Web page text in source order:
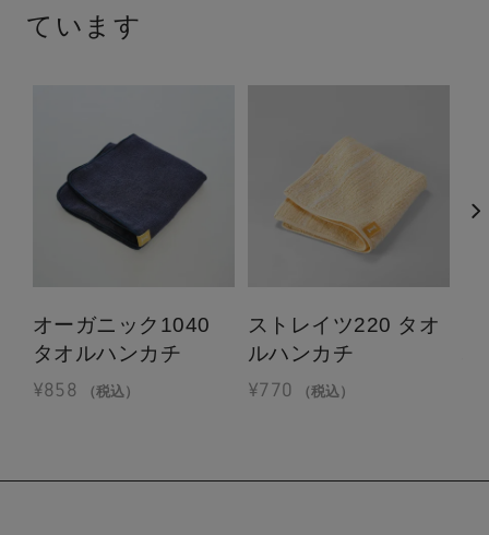
ています
オーガニック1040
タオルハンカチ
¥858 （税込）
ストレイツ220 タオ
ルハンカチ
¥770 （税込）